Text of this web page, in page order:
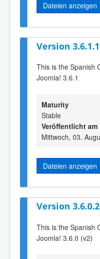
Dateien anzeigen
Version 3.6.1.1
This is the Spanish
Joomla! 3.6.1
Maturity
Stable
Veröffentlicht am
Mittwoch, 03.
Dateien anzeigen
Version 3.6.0.2
This is the Spanish
Joomla! 3.6.0 (v2)